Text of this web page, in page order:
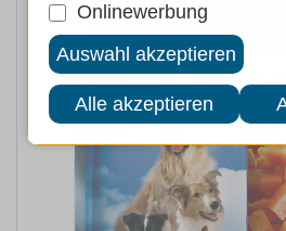
Onlinewerbung